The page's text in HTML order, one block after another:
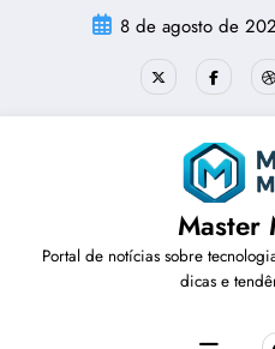
8 de agosto de
Master
Portal de notícias sobre
dicas e